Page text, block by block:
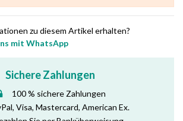
zu diesem Artikel erhalten?
mit WhatsApp
Sichere Zahlungen
100 % sichere Zahlungen
Visa, Mastercard, American Ex.